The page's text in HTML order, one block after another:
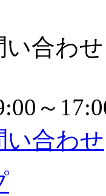
い合わせ
～
い合わせ